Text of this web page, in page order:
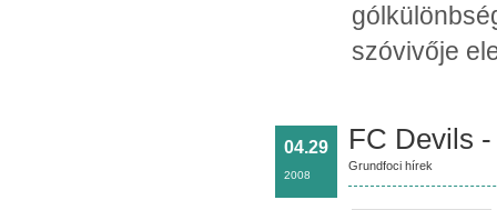
szóvivője
04.29
2008
FC Devils
Grundfoci hírek